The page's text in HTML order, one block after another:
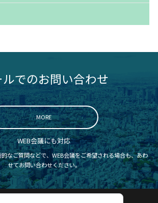
ルでのお問い合わせ
MORE
WEB会議にも対応
なご質問などで、WEB会議をご希望される場合も、あわ
せてお問い合わせください。